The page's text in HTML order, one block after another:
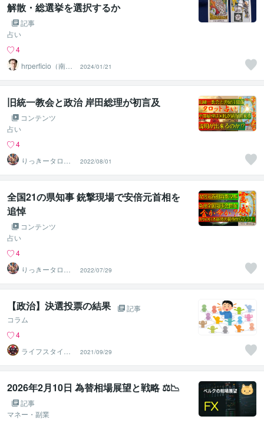
解散・総選挙を選択するか
記事
占い
4
hrperficio（南仙
台の父）
2024/01/21
旧統一教会と政治 岸田総理が初言及
コンテンツ
占い
4
りっきータロッ
ト
2022/08/01
全国21の県知事 銃撃現場で安倍元首相を
追悼
コンテンツ
占い
4
りっきータロッ
ト
2022/07/29
【政治】決選投票の結果
記事
コラム
4
ライフスタイル
速報 ヴォイド
2021/09/29
2026年2月10日 為替相場展望と戦略 ⚖️📉
記事
マネー・副業